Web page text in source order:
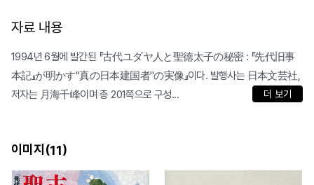
자료 내용
1994년 6월에 발간된 『古代ユダヤ人と聖徳太子の秘密 : 『先代旧事
本記』が明かす"真の日本建国者"の実像』이다. 발행사는 日本文芸社,
저자는 月海千峰이며 총 201쪽으로 구성...
더 보기
이미지(11)